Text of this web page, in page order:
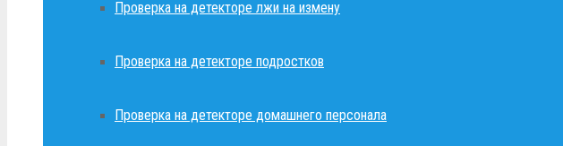
Проверка на детекторе лжи на измену
Проверка на детекторе подростков
Проверка на детекторе домашнего персонала